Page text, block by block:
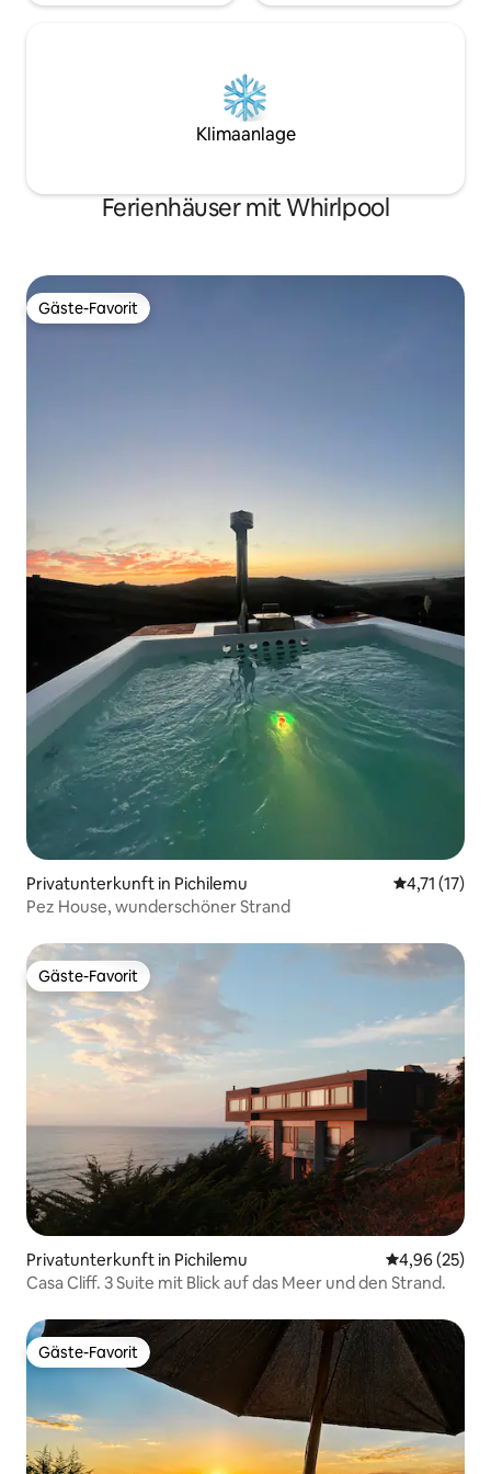
Klimaanlage
Ferienhäuser mit Whirlpool
Gäste-Favorit
Gäste-Favorit
Privatunterkunft in Pichilemu
4,71 (17)
Pez House, wunderschöner Strand
Gäste-Favorit
Gäste-Favorit
Privatunterkunft in Pichilemu
4,96 (25)
Casa Cliff. 3 Suite mit Blick auf das Meer und den Strand.
Gäste-Favorit
Gäste-Favorit